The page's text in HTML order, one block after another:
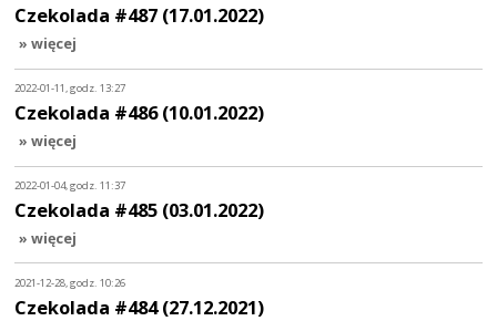
Czekolada #487 (17.01.2022)
» więcej
2022-01-11, godz. 13:27
Czekolada #486 (10.01.2022)
» więcej
2022-01-04, godz. 11:37
Czekolada #485 (03.01.2022)
» więcej
2021-12-28, godz. 10:26
Czekolada #484 (27.12.2021)